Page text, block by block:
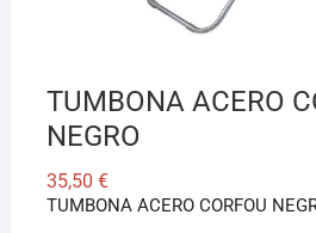
TUMBONA ACERO
NEGRO
35,50 €
TUMBONA ACERO CORFOU
aunque no sepas el nombre exacto